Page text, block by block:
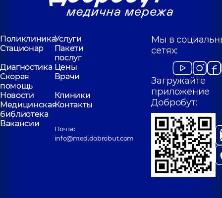
ПоликлиникаУслуги
Стационар
Пакети
послуг
Диагностика Цены
Скорая
помощь
Врачи
Новости
Клиники
Медицинская
библиотека
Контакты
Вакансии
Почта:
info@med.dobrobut.com
Мы в
сетях:
Загружайте
приложение
Добробут: